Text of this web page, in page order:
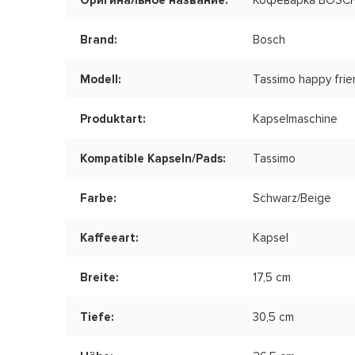
Brand: Bosch
Modell: Tassimo happy
Produktart: Kapselmaschine
Kompatible Kapseln/Pads: Tassimo
Farbe: Schwarz/Beige
Kaffeeart: Kapsel
Breite: 17,5 cm
Tiefe: 30,5 cm